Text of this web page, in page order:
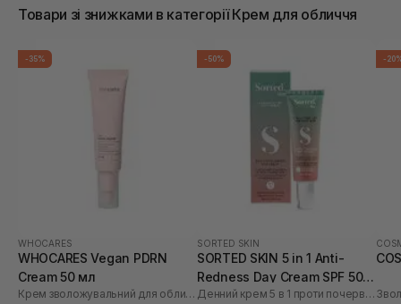
Товари зі знижками в категорії Крем для обличчя
-35%
WHOCARES
WHOCARES Vegan PDRN
Cream 50 мл
Крем зволожувальний для обличчя із веганськими полінуклеотидами
-50%
SORTED SKIN
SORTED SKIN 5 in 1 Anti-
Redness Day Cream SPF 50
30 мл
Денний крем 5 в 1 проти почервоніння
-